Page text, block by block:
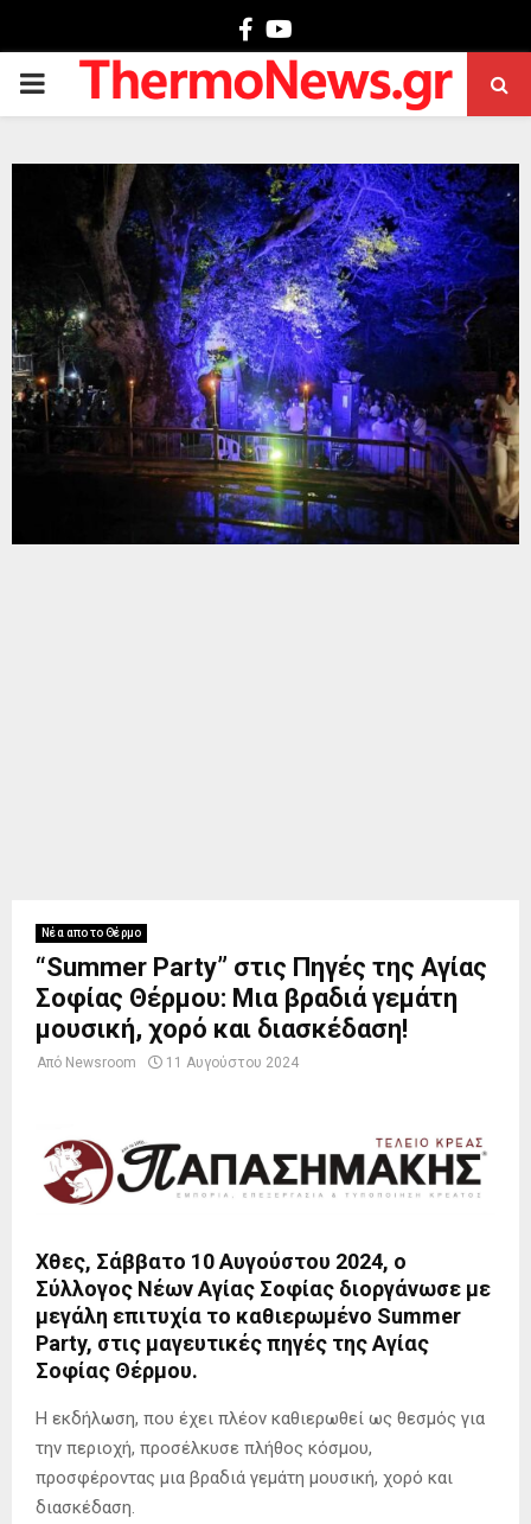
Facebook
PRIMARY
Νέα απο το Θέρμο
“Summer Party” στις Πηγές της Αγίας
Σοφίας Θέρμου: Μια βραδιά γεμάτη
μουσική, χορό και διασκέδαση!
Από Newsroom 11 Αυγούστου 2024
Χθες, Σάββατο 10 Αυγούστου 2024, ο
Σύλλογος Νέων Αγίας Σοφίας διοργάνωσε με
μεγάλη επιτυχία το καθιερωμένο Summer
Party, στις μαγευτικές πηγές της Αγίας
Σοφίας Θέρμου.
Η εκδήλωση, που έχει πλέον καθιερωθεί ως θεσμός για
την περιοχή, προσέλκυσε πλήθος κόσμου,
προσφέροντας μια βραδιά γεμάτη μουσική, χορό και
διασκέδαση.